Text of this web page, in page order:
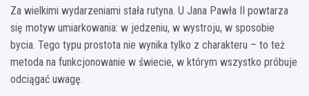
Za wielkimi wydarzeniami stała rutyna. U Jana Pawła II powtarza
się motyw umiarkowania: w jedzeniu, w wystroju, w sposobie
bycia. Tego typu prostota nie wynika tylko z charakteru – to też
metoda na funkcjonowanie w świecie, w którym wszystko próbuje
odciągać uwagę.